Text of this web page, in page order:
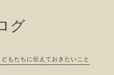
グ
どもたちに伝えておきたいこと